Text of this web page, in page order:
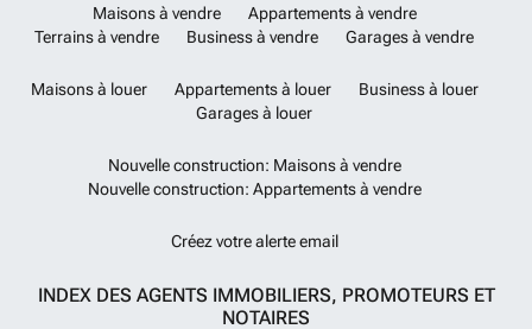
Maisons à vendre
Appartements à vendre
Terrains à vendre
Business à vendre Garages à vendre
Maisons à louer Appartements à louer
Business à louer
Garages à louer
Nouvelle construction: Maisons à vendre
Nouvelle construction: Appartements à vendre
Créez votre alerte email
INDEX DES AGENTS IMMOBILIERS, PROMOTEURS ET
NOTAIRES